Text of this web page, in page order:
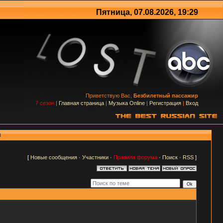
Пятница, 07.08.2026, 19:29
Приветствую Вас, Безбилетный пассажир
7 сезон | Главная страница | Музыка Online | Регистрация | Вход
[ Новые сообщения· Участники· Правила форума· Поиск· RSS]